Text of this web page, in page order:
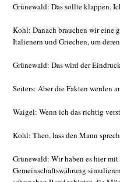
Grünewald: Das sollte klappen.
Kohl: Danach brauchen wir eine
Italienern und Griechen, um
Grünewald: Das wird der
Seiters: Aber die Fakten werden
Waigel: Wenn ich das richtig
Kohl: Theo, lass den Mann
Grünewald: Wir haben es hier
Gemeinschaftswährung